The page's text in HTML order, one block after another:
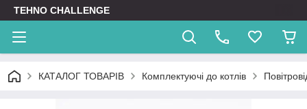
TEHNO CHALLENGE
КАТАЛОГ ТОВАРІВ Комплектуючі до котлів